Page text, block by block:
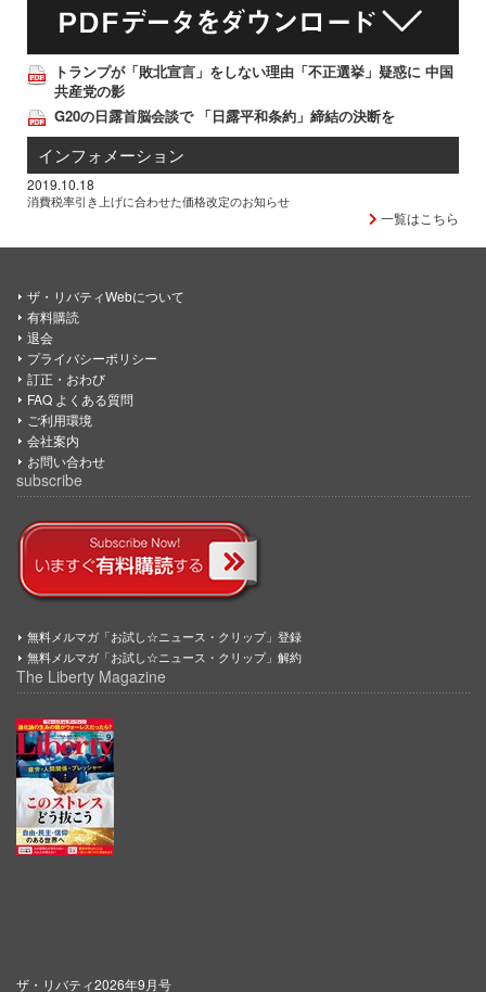
トランプが「敗北宣言」をしない理由「不正選挙」疑惑に 中国
共産党の影
G20の日露首脳会談で 「日露平和条約」締結の決断を
インフォメーション
2019.10.18
消費税率引き上げに合わせた価格改定のお知らせ
一覧はこちら
ザ・リバティWebについて
有料購読
退会
プライバシーポリシー
訂正・おわび
FAQ よくある質問
ご利用環境
会社案内
お問い合わせ
subscribe
無料メルマガ「お試し☆ニュース・クリップ」登録
無料メルマガ「お試し☆ニュース・クリップ」解約
The Liberty Magazine
ザ・リバティ2026年9月号